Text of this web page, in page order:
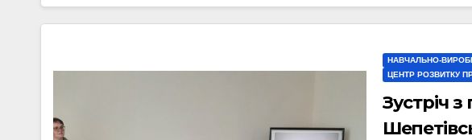
НАВЧАЛЬНО-
ЦЕНТР РОЗВИТКУ
Зустріч